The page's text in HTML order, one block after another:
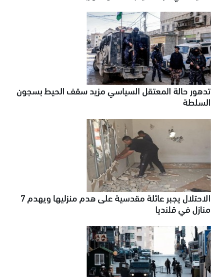
تدهور حالة المعتقل السياسي مزيد سقف الحيط بسجون
السلطة
الاحتلال يجبر عائلة مقدسية على هدم منزليها ويهدم 7
منازل في قلنديا